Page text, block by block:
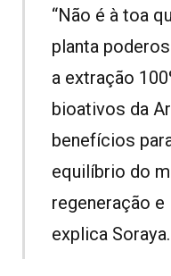
“Não é à toa
planta
a extração
bioativos da
benefícios
equilíbrio do
regeneração e
explica Soraya.